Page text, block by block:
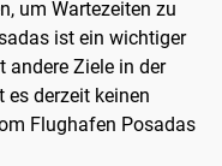
um Wartezeiten zu
ist ein wichtiger
andere Ziele in der
es derzeit keinen
Flughafen Posadas